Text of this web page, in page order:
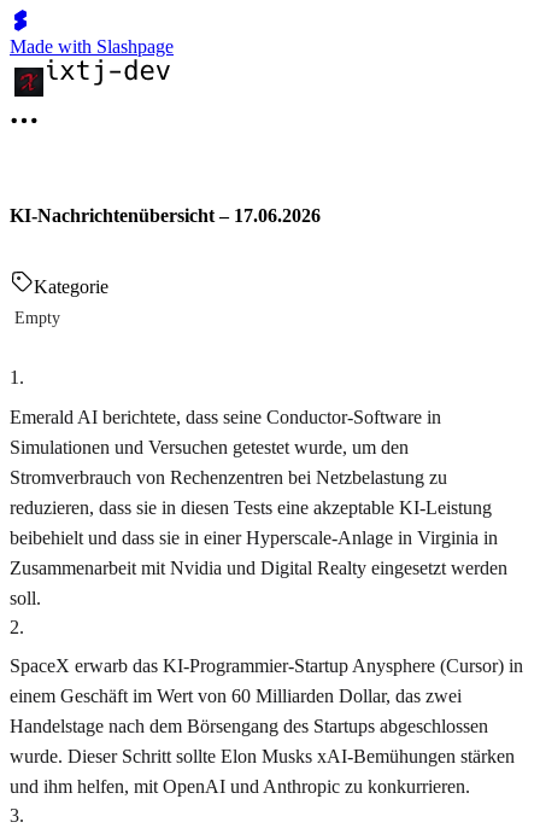
Made with Slashpage
KI-Nachrichtenübersicht – 17.06.2026
Kategorie
Empty
1 .
Emerald AI berichtete, dass seine Conductor-Software in
Simulationen und Versuchen getestet wurde, um den
Stromverbrauch von Rechenzentren bei Netzbelastung zu
reduzieren, dass sie in diesen Tests eine akzeptable KI-Leistung
beibehielt und dass sie in einer Hyperscale-Anlage in Virginia in
Zusammenarbeit mit Nvidia und Digital Realty eingesetzt werden
soll.
2.
SpaceX erwarb das KI-Programmier-Startup Anysphere (Cursor) in
einem Geschäft im Wert von 60 Milliarden Dollar, das zwei
Handelstage nach dem Börsengang des Startups abgeschlossen
wurde. Dieser Schritt sollte Elon Musks xAI-Bemühungen stärken
und ihm helfen, mit OpenAI und Anthropic zu konkurrieren.
3.